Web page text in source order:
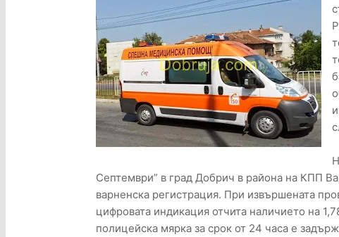
Септември” в град Добрич в района на КПП
варненска регистрация. При извършената
цифровата индикация отчита наличието на
полицейска мярка за срок от 24 часа е